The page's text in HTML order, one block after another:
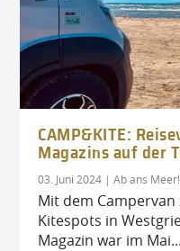
CAMP&KITE:
Magazins auf der
03. Juni 2024 |Ab ans Meer!
Mit dem
Kitespots in
Magazin war im Mai...